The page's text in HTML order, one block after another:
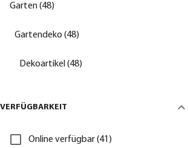
Garten (48)
Gartendeko (48)
Dekoartikel (48)
VERFÜGBARKEIT
Online verfügbar (41)